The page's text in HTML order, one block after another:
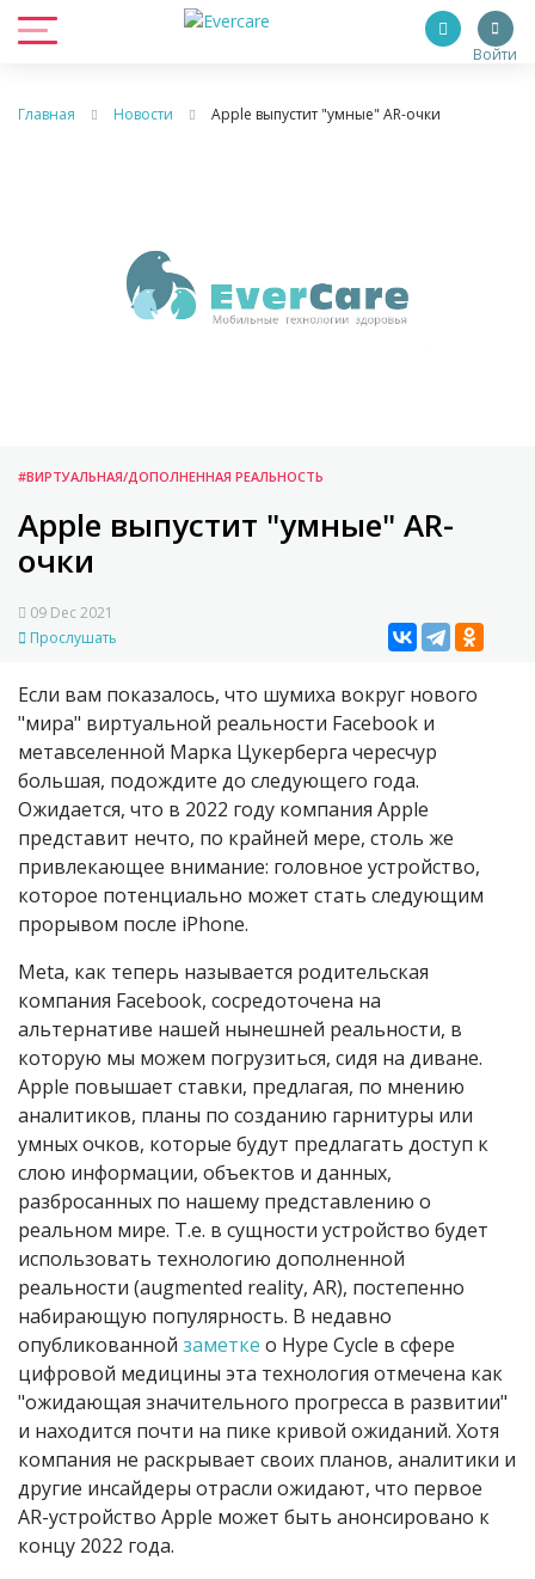
Войти
Главная Новости Apple выпустит "умные" AR-очки
#ВИРТУАЛЬНАЯ/ДОПОЛНЕННАЯ РЕАЛЬНОСТЬ
Apple выпустит "умные" AR-
очки
09 Dec 2021
Прослушать
Если вам показалось, что шумиха вокруг нового
"мира" виртуальной реальности Facebook и
метавселенной Марка Цукерберга чересчур
большая, подождите до следующего года.
Ожидается, что в 2022 году компания Apple
представит нечто, по крайней мере, столь же
привлекающее внимание: головное устройство,
которое потенциально может стать следующим
прорывом после iPhone.
Meta, как теперь называется родительская
компания Facebook, сосредоточена на
альтернативе нашей нынешней реальности, в
которую мы можем погрузиться, сидя на диване.
Apple повышает ставки, предлагая, по мнению
аналитиков, планы по созданию гарнитуры или
умных очков, которые будут предлагать доступ к
слою информации, объектов и данных,
разбросанных по нашему представлению о
реальном мире. Т.е. в сущности устройство будет
использовать технологию дополненной
реальности (augmented reality, AR), постепенно
набирающую популярность. В недавно
опубликованной заметке о Hype Cycle в сфере
цифровой медицины эта технология отмечена как
"ожидающая значительного прогресса в развитии"
и находится почти на пике кривой ожиданий. Хотя
компания не раскрывает своих планов, аналитики и
другие инсайдеры отрасли ожидают, что первое
AR-устройство Apple может быть анонсировано к
концу 2022 года.